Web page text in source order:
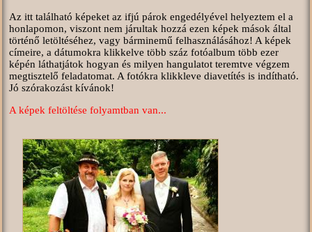
Az itt található képeket az ifjú párok engedélyével helyeztem el a
honlapomon, viszont nem járultak hozzá ezen képek mások által
történő letöltéséhez, vagy bárminemű felhasználásához! A képek
címeire, a dátumokra klikkelve több száz fotóalbum több ezer
képén láthatjátok hogyan és milyen hangulatot teremtve végzem
megtisztelő feladatomat. A fotókra klikkleve diavetítés is indítható.
Jó szórakozást kívánok!
A képek feltöltése folyamtban van...